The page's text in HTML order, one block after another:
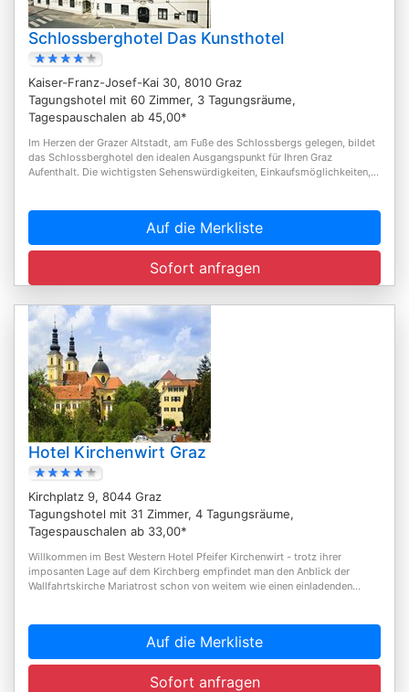
Schlossberghotel Das Kunsthotel
Kaiser-Franz-Josef-Kai 30, 8010 Graz
Tagungshotel mit 60 Zimmer, 3 Tagungsräume,
Tagespauschalen ab 45,00*
Im Herzen der Grazer Altstadt, am Fuße des Schlossbergs gelegen, bildet
das Schlossberghotel den idealen Ausgangspunkt für Ihren Graz
Aufenthalt. Die wichtigsten Sehenswürdigkeiten, Einkaufsmöglichkeiten,...
Auf die Merkliste
Sofort anfragen
Hotel Kirchenwirt Graz
Kirchplatz 9, 8044 Graz
Tagungshotel mit 31 Zimmer, 4 Tagungsräume,
Tagespauschalen ab 33,00*
Willkommen im Best Western Hotel Pfeifer Kirchenwirt - trotz ihrer
imposanten Lage auf dem Kirchberg empfindet man den Anblick der
Wallfahrtskirche Mariatrost schon von weitem wie einen einladenden...
Auf die Merkliste
Sofort anfragen